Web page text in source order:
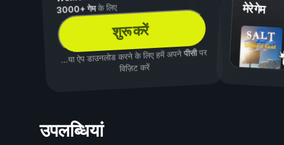
3000+ गेमके लिए
शुरू करें
...या ऐप डाउनलोड करने के लिए हमें अपनेपीसीपर
विज़िट करें
मेरे गेम
उपलब्धियां